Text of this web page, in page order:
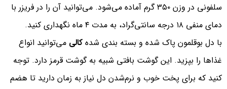
سلفونی در وزن ۳۵۰ گرم آماده می‌شود. می‌توانید آن را در فریزر با
دمای منفی ۱۸ درجه سانتی‌گراد، به مدت ۴ ماه نگهداری کنید.
با دل بوقلمون پاک شده و بسته بندی شده کالی می‌توانید انواع
غذاها را بپزید. این گوشت بافتی شبیه به گوشت قرمز دارد. توجه
کنید که برای پخت خوب و نرم‌شدن دل نیاز به زمان دارید تا هضم